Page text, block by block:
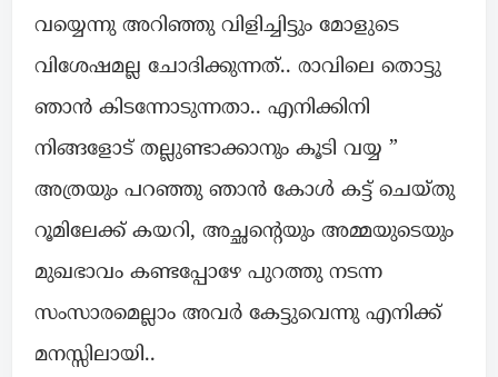
വയ്യെന്നു അറിഞ്ഞു വിളിച്ചിട്ടും മോളുടെ
വിശേഷമല്ല ചോദിക്കുന്നത്.. രാവിലെ തൊട്ടു
ഞാൻ കിടന്നോടുന്നതാ.. എനിക്കിനി
നിങ്ങളോട് തല്ലുണ്ടാക്കാനും കൂടി വയ്യ ”
അത്രയും പറഞ്ഞു ഞാൻ കോൾ കട്ട്‌ ചെയ്തു
റൂമിലേക്ക്‌ കയറി, അച്ഛന്റെയും അമ്മയുടെയും
മുഖഭാവം കണ്ടപ്പോഴേ പുറത്തു നടന്ന
സംസാരമെല്ലാം അവർ കേട്ടുവെന്നു എനിക്ക്
മനസ്സിലായി..